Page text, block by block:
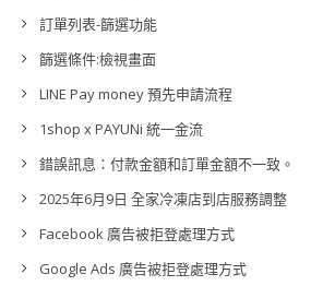
訂單列表-篩選功能
篩選條件:檢視畫面
LINE Pay money 預先申請流程
1shop x PAYUNi 統一金流
錯誤訊息：付款金額和訂單金額不一致。
2025年6月9日 全家冷凍店到店服務調整
Facebook 廣告被拒登處理方式
Google Ads 廣告被拒登處理方式